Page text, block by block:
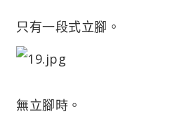
只有一段式立腳。
無立腳時。